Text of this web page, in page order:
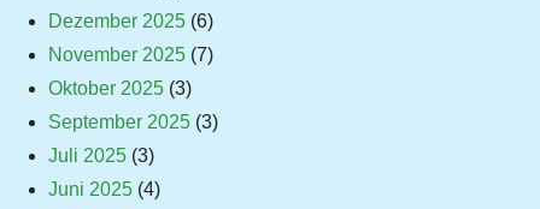
Dezember 2025 (6)
November 2025 (7)
Oktober 2025 (3)
September 2025 (3)
Juli 2025 (3)
Juni 2025 (4)